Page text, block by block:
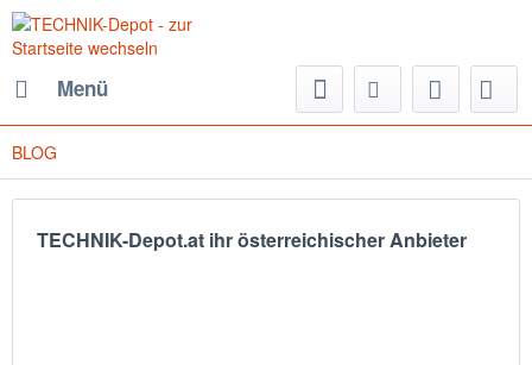
Menü
BLOG
TECHNIK-Depot.at ihr österreichischer Anbieter